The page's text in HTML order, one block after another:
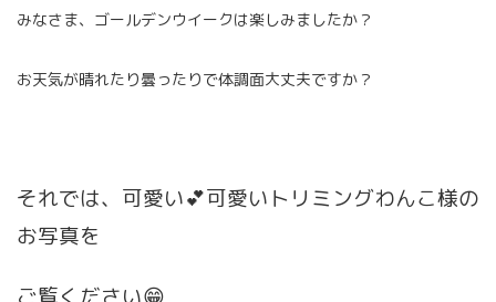
みなさま、ゴールデンウイークは楽しみましたか？
お天気が晴れたり曇ったりで体調面大丈夫ですか？
それでは、可愛い💕可愛いトリミングわんこ様の
お写真を
ご覧ください😁